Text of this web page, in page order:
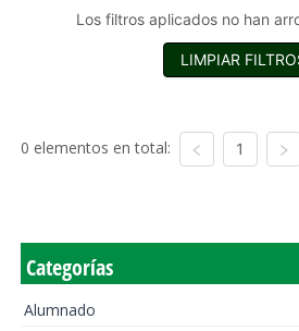
Los filtros aplicados no han
LIMPIAR
0 elementos en total: 1
Categorías
Alumnado